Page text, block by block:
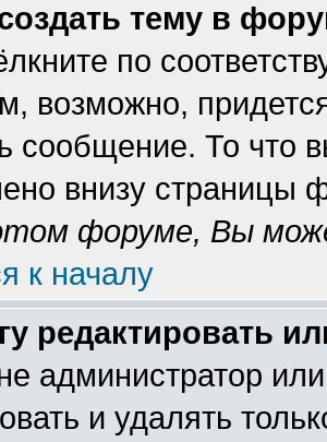
тему в
по
возможно,
сообщение. То что
внизу страницы
форуме, Вы
к началу
редактировать
администратор
и удалять